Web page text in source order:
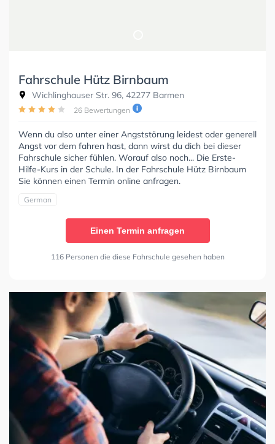
Fahrschule Hütz Birnbaum
Wichlinghauser Str. 96, 42277 Barmen
26 Bewertungen
Wenn du also unter einer Angststörung leidest oder generell
Angst vor dem fahren hast, dann wirst du dich bei dieser
Fahrschule sicher fühlen. Worauf also noch... Die Erste-
Hilfe-Kurs in der Schule. In der Fahrschule Hütz Birnbaum
Sie können einen Termin online anfragen.
German
Einen Termin anfragen
116 Personen die diese Fahrschule gesehen haben